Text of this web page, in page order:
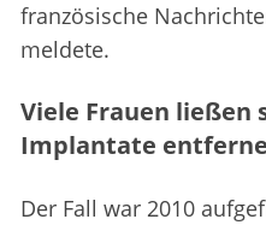
französische
meldete.
Viele Frauen ließen
Implantate
Der Fall war 2010